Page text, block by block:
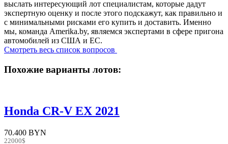
выслать интересующий лот специалистам, которые дадут
экспертную оценку и после этого подскажут, как правильно и
с минимальными рисками его купить и доставить. Именно
мы, команда Amerika.by, являемся экспертами в сфере пригона
автомобилей из США и ЕС.
Смотреть весь список вопросов
Похожие варианты лотов:
Honda CR-V EX 2021
70.400 BYN
22000$